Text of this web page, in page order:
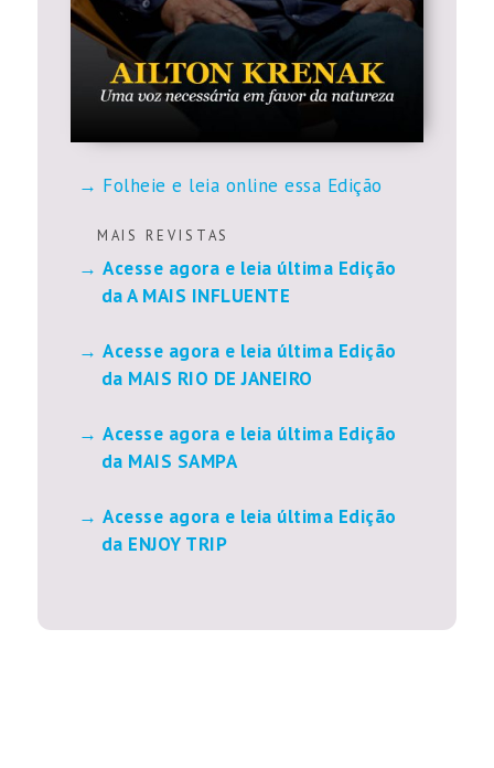
Folheie e leia online essa Edição
M A I S R E V I S T A S
Acesse agora e leia última Edição
da A MAIS INFLUENTE
Acesse agora e leia última Edição
da MAIS RIO DE JANEIRO
Acesse agora e leia última Edição
da MAIS SAMPA
Acesse agora e leia última Edição
da ENJOY TRIP